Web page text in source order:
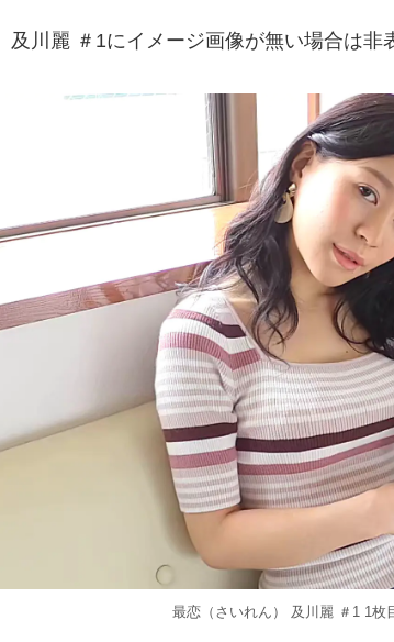
及川麗 ＃1にイメージ画像が無い場合は非
最恋（さいれん） 及川麗 ＃1 1枚